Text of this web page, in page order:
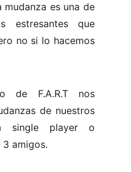
mudanza es una de
estresantes que
no si lo hacemos
de F.A.R.T nos
de nuestros
single player o
amigos.